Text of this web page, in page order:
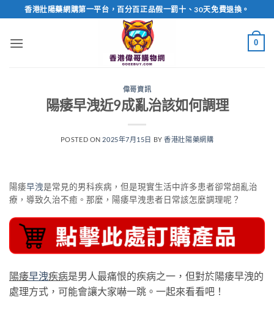
to
content
香港壯陽藥網購第一平台，百分百正品假一罰十、30天免費退換。
0
偉哥資訊
陽痿早洩近9成亂治該如何調理
POSTED ON 2025年7月15日 BY香港壯陽藥網購
陽痿早洩是常見的男科疾病，但是現實生活中許多患者卻常胡亂治
療，導致久治不癒。那麼，陽痿早洩患者日常該怎麼調理呢？
陽痿早洩疾病是男人最痛恨的疾病之一，但對於陽痿早洩的
處理方式，可能會讓大家嚇一跳。一起來看看吧！